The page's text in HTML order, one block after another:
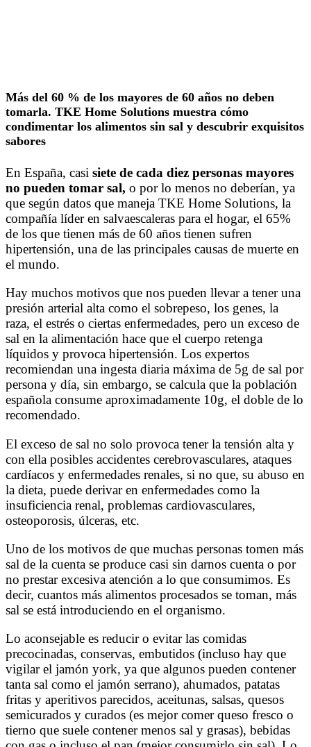
Más del 60 % de los mayores de 60 años no deben
tomarla. TKE Home Solutions muestra cómo
condimentar los alimentos sin sal y descubrir exquisitos
sabores
En España, casi siete de cada diez personas mayores
no pueden tomar sal, o por lo menos no deberían, ya
que según datos que maneja TKE Home Solutions, la
compañía líder en salvaescaleras para el hogar, el 65%
de los que tienen más de 60 años tienen sufren
hipertensión, una de las principales causas de muerte en
el mundo.
Hay muchos motivos que nos pueden llevar a tener una
presión arterial alta como el sobrepeso, los genes, la
raza, el estrés o ciertas enfermedades, pero un exceso de
sal en la alimentación hace que el cuerpo retenga
líquidos y provoca hipertensión. Los expertos
recomiendan una ingesta diaria máxima de 5g de sal por
persona y día, sin embargo, se calcula que la población
española consume aproximadamente 10g, el doble de lo
recomendado.
El exceso de sal no solo provoca tener la tensión alta y
con ella posibles accidentes cerebrovasculares, ataques
cardíacos y enfermedades renales, si no que, su abuso en
la dieta, puede derivar en enfermedades como la
insuficiencia renal, problemas cardiovasculares,
osteoporosis, úlceras, etc.
Uno de los motivos de que muchas personas tomen más
sal de la cuenta se produce casi sin darnos cuenta o por
no prestar excesiva atención a lo que consumimos. Es
decir, cuantos más alimentos procesados se toman, más
sal se está introduciendo en el organismo.
Lo aconsejable es reducir o evitar las comidas
precocinadas, conservas, embutidos (incluso hay que
vigilar el jamón york, ya que algunos pueden contener
tanta sal como el jamón serrano), ahumados, patatas
fritas y aperitivos parecidos, aceitunas, salsas, quesos
semicurados y curados (es mejor comer queso fresco o
tierno que suele contener menos sal y grasas), bebidas